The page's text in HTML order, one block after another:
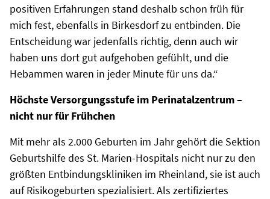
positiven Erfahrungen stand deshalb schon früh für
mich fest, ebenfalls in Birkesdorf zu entbinden. Die
Entscheidung war jedenfalls richtig, denn auch wir
haben uns dort gut aufgehoben gefühlt, und die
Hebammen waren in jeder Minute für uns da.“
Höchste Versorgungsstufe im Perinatalzentrum –
nicht nur für Frühchen
Mit mehr als 2.000 Geburten im Jahr gehört die Sektion
Geburtshilfe des St. Marien-Hospitals nicht nur zu den
größten Entbindungskliniken im Rheinland, sie ist auch
auf Risikogeburten spezialisiert. Als zertifiziertes